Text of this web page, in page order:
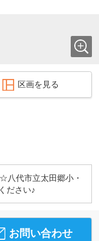
区画を見る
代市立太田郷小・
ださい♪
お問い合わせ